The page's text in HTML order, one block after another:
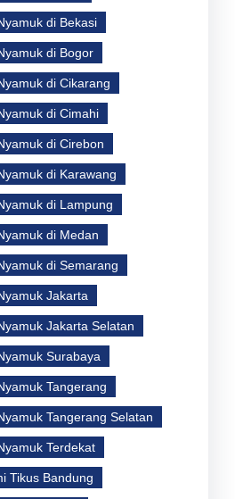
di Bekasi
di Bogor
di Cikarang
di Cimahi
di Cirebon
di Karawang
di Lampung
di Medan
di Semarang
Jakarta
Jakarta Selatan
Surabaya
Tangerang
Tangerang Selatan
Terdekat
Tikus Bandung